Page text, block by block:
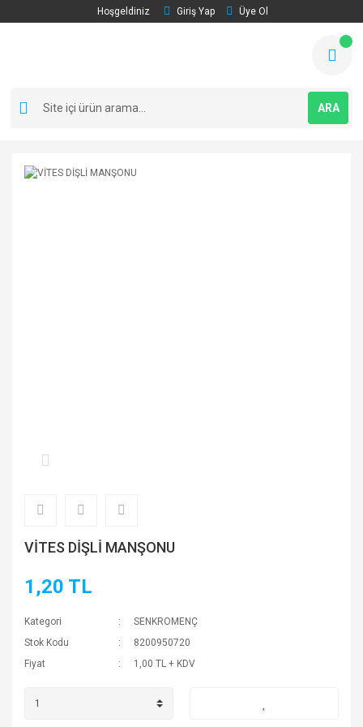
Hoşgeldiniz Giriş Yap Üye Ol
ARA
VİTES DİŞLİ MANŞONU
1,20 TL
Kategori
SENKROMENÇ
Stok Kodu
8200950720
Fiyat
1,00 TL + KDV